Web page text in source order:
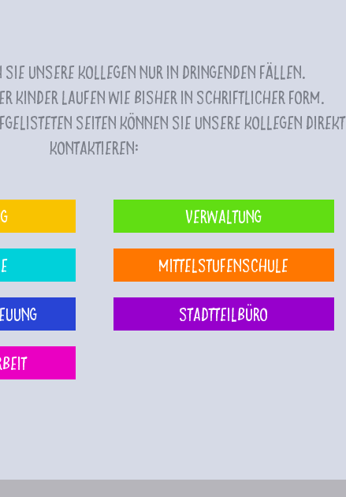
unsere Kollegen nur in dringenden Fällen.
Kinder laufen wie bisher in schriftlicher Form.
Seiten können Sie unsere Kollegen direkt
kontaktieren:
Verwaltung
Mittelstufenschule
Stadtteilbüro